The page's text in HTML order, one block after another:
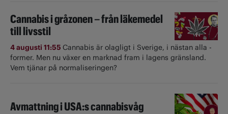
Cannabis i gråzonen – från läkemedel
till livsstil
4 augusti 11:55 Cannabis är olagligt i ­Sverige, i nästan alla ­
former. Men nu växer en marknad fram i lagens gränsland.
Vem tjänar på normaliseringen?
Avmattning i USA:s cannabisvåg